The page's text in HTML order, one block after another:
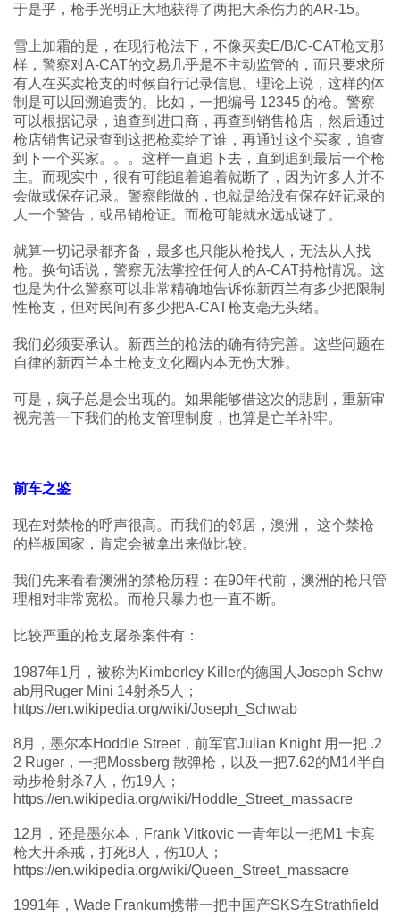
于是乎，枪手光明正大地获得了两把大杀伤力的AR-15。
雪上加霜的是，在现行枪法下，不像买卖E/B/C-CAT枪支那
样，警察对A-CAT的交易几乎是不主动监管的，而只要求所
有人在买卖枪支的时候自行记录信息。理论上说，这样的体
制是可以回溯追责的。比如，一把编号 12345 的枪。警察
可以根据记录，追查到进口商，再查到销售枪店，然后通过
枪店销售记录查到这把枪卖给了谁，再通过这个买家，追查
到下一个买家。。。这样一直追下去，直到追到最后一个枪
主。而现实中，很有可能追着追着就断了，因为许多人并不
会做或保存记录。警察能做的，也就是给没有保存好记录的
人一个警告，或吊销枪证。而枪可能就永远成谜了。
就算一切记录都齐备，最多也只能从枪找人，无法从人找
枪。换句话说，警察无法掌控任何人的A-CAT持枪情况。这
也是为什么警察可以非常精确地告诉你新西兰有多少把限制
性枪支，但对民间有多少把A-CAT枪支毫无头绪。
我们必须要承认。新西兰的枪法的确有待完善。这些问题在
自律的新西兰本土枪支文化圈内本无伤大雅。
可是，疯子总是会出现的。如果能够借这次的悲剧，重新审
视完善一下我们的枪支管理制度，也算是亡羊补牢。
前车之鉴
现在对禁枪的呼声很高。而我们的邻居，澳洲， 这个禁枪
的样板国家，肯定会被拿出来做比较。
我们先来看看澳洲的禁枪历程：在90年代前，澳洲的枪只管
理相对非常宽松。而枪只暴力也一直不断。
比较严重的枪支屠杀案件有：
1987年1月，被称为Kimberley Killer的德国人Joseph Schw
ab用Ruger Mini 14射杀5人；
https://en.wikipedia.org/wiki/Joseph_Schwab
8月，墨尔本Hoddle Street，前军官Julian Knight 用一把 .2
2 Ruger，一把Mossberg 散弹枪，以及一把7.62的M14半自
动步枪射杀7人，伤19人；
https://en.wikipedia.org/wiki/Hoddle_Street_massacre
12月，还是墨尔本，Frank Vitkovic 一青年以一把M1 卡宾
枪大开杀戒，打死8人，伤10人；
https://en.wikipedia.org/wiki/Queen_Street_massacre
1991年，Wade Frankum携带一把中国产SKS在Strathfield